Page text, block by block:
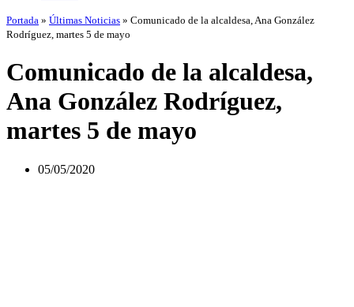
Portada » Últimas Noticias » Comunicado de la alcaldesa, Ana González
Rodríguez, martes 5 de mayo
Comunicado de la alcaldesa,
Ana González Rodríguez,
martes 5 de mayo
05/05/2020